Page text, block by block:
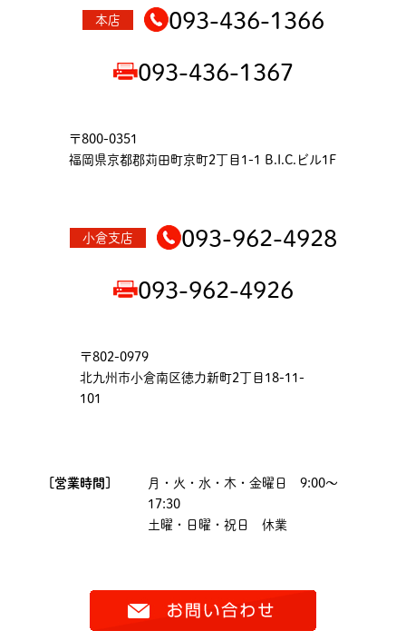
本店 093-436-1366
093-436-1367
〒800-0351
福岡県京都郡苅田町京町2丁目1-1 B.I.C.ビル1F
小倉支店 093-962-4928
093-962-4926
〒802-0979
北九州市小倉南区徳力新町2丁目18-11-
101
[営業時間]
月・火・水・木・金曜日 9:00～
17:30
土曜・日曜・祝日 休業